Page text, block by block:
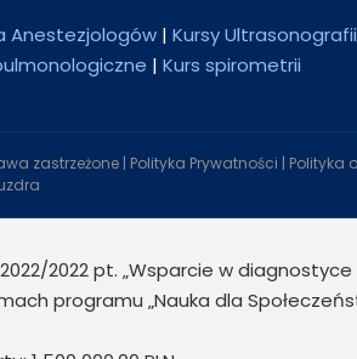
Anestezjologów | Kursy Ultrasonografii
| Kurs spirometrii
zastrzeżone | Polityka Prywatności | Polityka
2022 pt. „Wsparcie w
programu „Nauka dla